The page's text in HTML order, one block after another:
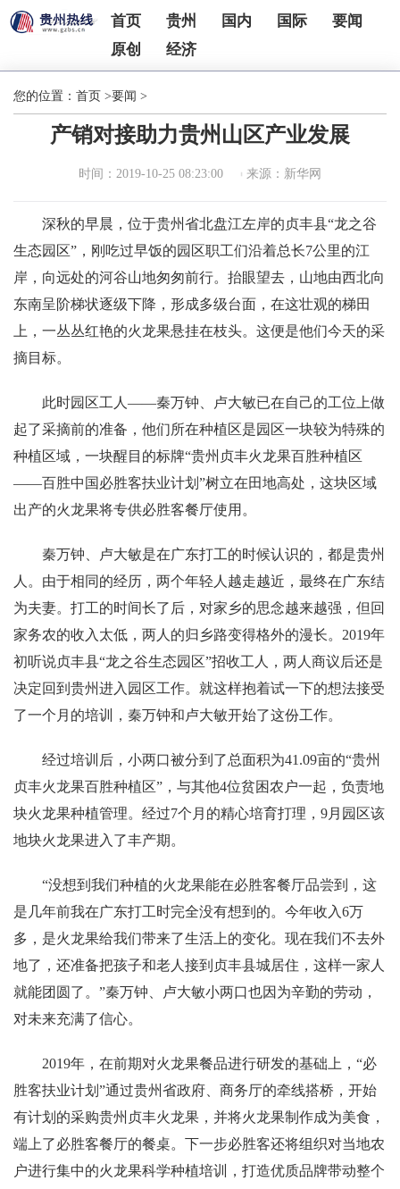
首页 贵州 国内 国际
要闻
原创
经济
您的位置： 首页 >要闻 >
产销对接助力贵州山区产业发展
时间：2019-10-25 08:23:00 来源：新华网
深秋的早晨，位于贵州省北盘江左岸的贞丰县“龙之谷
生态园区”，刚吃过早饭的园区职工们沿着总长7公里的江
岸，向远处的河谷山地匆匆前行。抬眼望去，山地由西北向
东南呈阶梯状逐级下降，形成多级台面，在这壮观的梯田
上，一丛丛红艳的火龙果悬挂在枝头。这便是他们今天的采
摘目标。
此时园区工人——秦万钟、卢大敏已在自己的工位上做
起了采摘前的准备，他们所在种植区是园区一块较为特殊的
种植区域，一块醒目的标牌“贵州贞丰火龙果百胜种植区
——百胜中国必胜客扶业计划”树立在田地高处，这块区域
出产的火龙果将专供必胜客餐厅使用。
秦万钟、卢大敏是在广东打工的时候认识的，都是贵州
人。由于相同的经历，两个年轻人越走越近，最终在广东结
为夫妻。打工的时间长了后，对家乡的思念越来越强，但回
家务农的收入太低，两人的归乡路变得格外的漫长。2019年
初听说贞丰县“龙之谷生态园区”招收工人，两人商议后还是
决定回到贵州进入园区工作。就这样抱着试一下的想法接受
了一个月的培训，秦万钟和卢大敏开始了这份工作。
经过培训后，小两口被分到了总面积为41.09亩的“贵州
贞丰火龙果百胜种植区”，与其他4位贫困农户一起，负责地
块火龙果种植管理。经过7个月的精心培育打理，9月园区该
地块火龙果进入了丰产期。
“没想到我们种植的火龙果能在必胜客餐厅品尝到，这
是几年前我在广东打工时完全没有想到的。今年收入6万
多，是火龙果给我们带来了生活上的变化。现在我们不去外
地了，还准备把孩子和老人接到贞丰县城居住，这样一家人
就能团圆了。”秦万钟、卢大敏小两口也因为辛勤的劳动，
对未来充满了信心。
2019年，在前期对火龙果餐品进行研发的基础上，“必
胜客扶业计划”通过贵州省政府、商务厅的牵线搭桥，开始
有计划的采购贵州贞丰火龙果，并将火龙果制作成为美食，
端上了必胜客餐厅的餐桌。下一步必胜客还将组织对当地农
户进行集中的火龙果科学种植培训，打造优质品牌带动整个